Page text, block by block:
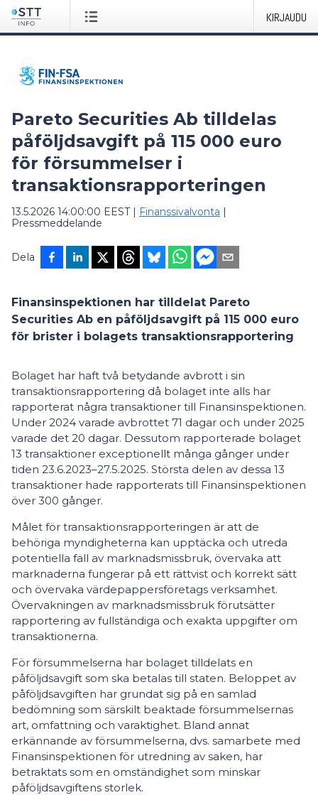
KIRJAUDU
Pareto Securities Ab tilldelas
påföljdsavgift på 115 000 euro
för försummelser i
transaktionsrapporteringen
13.5.2026 14:00:00 EEST| Finanssivalvonta |
Pressmeddelande
Dela
Finansinspektionen har tilldelat Pareto
Securities Ab en påföljdsavgift på 115 000 euro
för brister i bolagets transaktionsrapportering
Bolaget har haft två betydande avbrott i sin
transaktionsrapportering då bolaget inte alls har
rapporterat några transaktioner till Finansinspektionen.
Under 2024 varade avbrottet 71 dagar och under 2025
varade det 20 dagar. Dessutom rapporterade bolaget
13 transaktioner exceptionellt många gånger under
tiden 23.6.2023–27.5.2025. Största delen av dessa 13
transaktioner hade rapporterats till Finansinspektionen
över 300 gånger.
Målet för transaktionsrapporteringen är att de
behöriga myndigheterna kan upptäcka och utreda
potentiella fall av marknadsmissbruk, övervaka att
marknaderna fungerar på ett rättvist och korrekt sätt
och övervaka värdepappersföretags verksamhet.
Övervakningen av marknadsmissbruk förutsätter
rapportering av fullständiga och exakta uppgifter om
transaktionerna.
För försummelserna har bolaget tilldelats en
påföljdsavgift som ska betalas till staten. Beloppet av
påföljdsavgiften har grundat sig på en samlad
bedömning som särskilt beaktade försummelsernas
art, omfattning och varaktighet. Bland annat
erkännande av försummelserna, dvs. samarbete med
Finansinspektionen för utredning av saken, har
betraktats som en omständighet som minskar
påföljdsavgiftens storlek.